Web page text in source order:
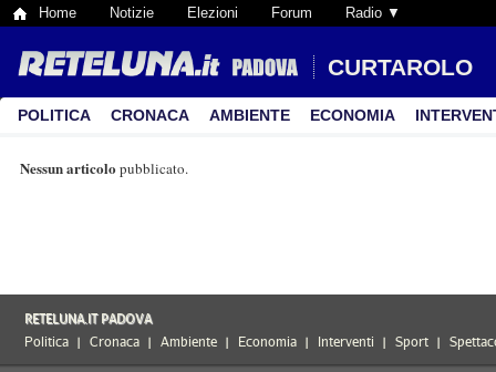
Home Notizie Elezioni Forum Radio ▼
CURTAROLO
POLITICA CRONACA AMBIENTE ECONOMIA
Nessun articolo pubblicato.